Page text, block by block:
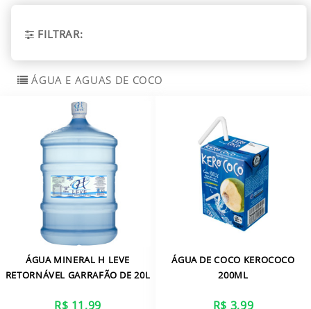
FILTRAR:
ÁGUA E AGUAS DE COCO
ÁGUA MINERAL H LEVE
RETORNÁVEL GARRAFÃO DE 20L
R$ 11,99
ÁGUA DE COCO KEROCOCO
200ML
R$ 3,99